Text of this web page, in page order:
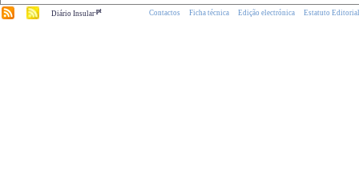
Diário Insular.pt Contactos Ficha técnica Edição electrónica Estatuto Editorial